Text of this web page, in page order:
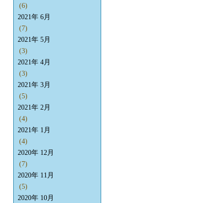
(6)
2021年 6月
(7)
2021年 5月
(3)
2021年 4月
(3)
2021年 3月
(5)
2021年 2月
(4)
2021年 1月
(4)
2020年 12月
(7)
2020年 11月
(5)
2020年 10月